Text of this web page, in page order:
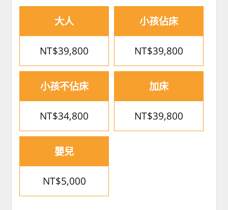
大人
NT$39,800
小孩佔床
NT$39,800
小孩不佔床
NT$34,800
加床
NT$39,800
嬰兒
NT$5,000